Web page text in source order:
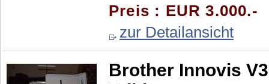
Preis : EUR 3.000.-
zur Detailansicht
Brother Innovis